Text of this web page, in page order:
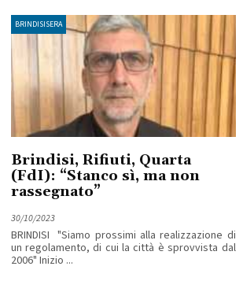
BRINDISISERA
Brindisi, Rifiuti, Quarta
(FdI): “Stanco sì, ma non
rassegnato”
30/10/2023
BRINDISI "Siamo prossimi alla realizzazione di
un regolamento, di cui la città è sprovvista dal
2006" Inizio ...